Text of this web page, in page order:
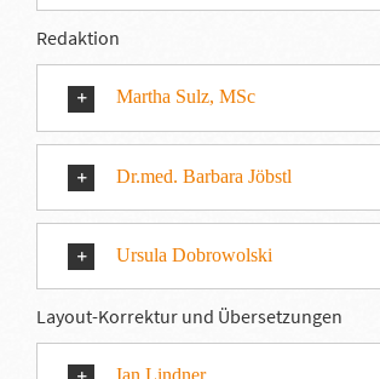
Redaktion
Martha Sulz, MSc
Dr.med. Barbara Jöbstl
Ursula Dobrowolski
Layout-Korrektur und Übersetzungen